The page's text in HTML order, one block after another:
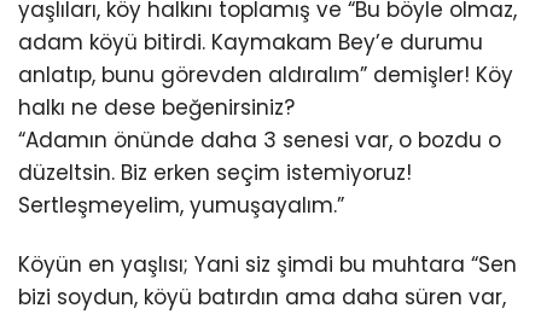
yaşlıları, köy halkını toplamış ve “Bu böyle olmaz,
adam köyü bitirdi. Kaymakam Bey’e durumu
anlatıp, bunu görevden aldıralım” demişler! Köy
halkı ne dese beğenirsiniz?
“Adamın önünde daha 3 senesi var, o bozdu o
düzeltsin. Biz erken seçim istemiyoruz!
Sertleşmeyelim, yumuşayalım.”
Köyün en yaşlısı; Yani siz şimdi bu muhtara “Sen
bizi soydun, köyü batırdın ama daha süren var,